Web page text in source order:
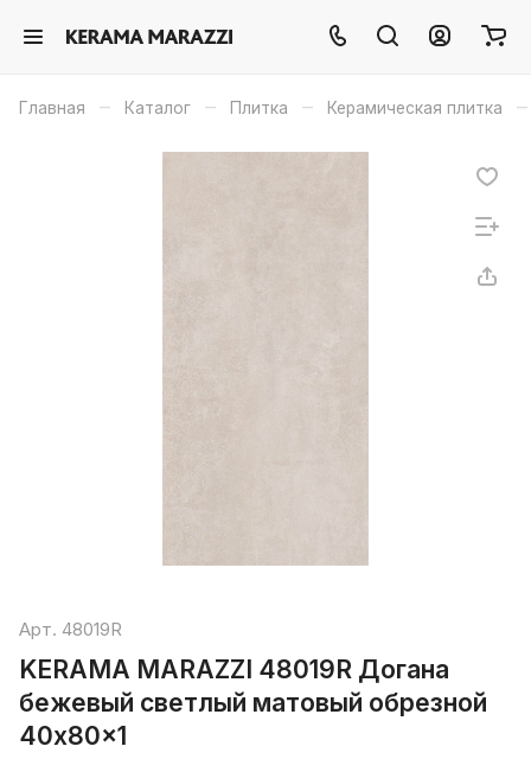
Главная – Каталог – Плитка – Керамическая плитка –
Арт. 48019R
KERAMA MARAZZI 48019R Догана
бежевый светлый матовый обрезной
40x80x1